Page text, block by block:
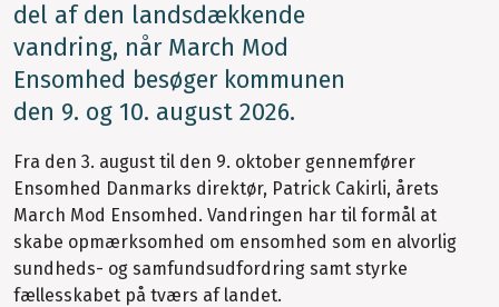
del af den landsdækkende
vandring, når March Mod
Ensomhed besøger kommunen
den 9. og 10. august 2026.
Fra den 3. august til den 9. oktober gennemfører
Ensomhed Danmarks direktør, Patrick Cakirli, årets
March Mod Ensomhed. Vandringen har til formål at
skabe opmærksomhed om ensomhed som en alvorlig
sundheds- og samfundsudfordring samt styrke
fællesskabet på tværs af landet.